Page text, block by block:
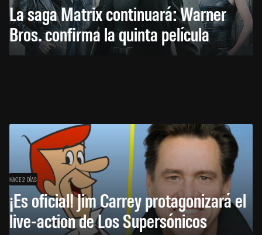
La saga Matrix continuará: Warner
Bros. confirma la quinta película
HACE 2 DÍAS
¡Es oficial! Jim Carrey protagonizará el
live-action de Los Supersónicos